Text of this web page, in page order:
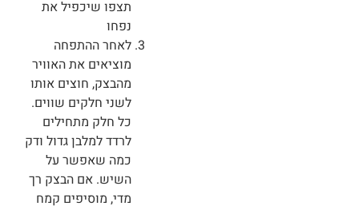
תצפו שיכפיל את
נפחו
לאחר ההתפחה
מוציאים את האוויר
מהבצק, חוצים אותו
לשני חלקים שווים.
כל חלק מתחילים
לרדד למלבן גדול ודק
כמה שאפשר על
השיש. אם הבצק רך
מדי, מוסיפים קמח